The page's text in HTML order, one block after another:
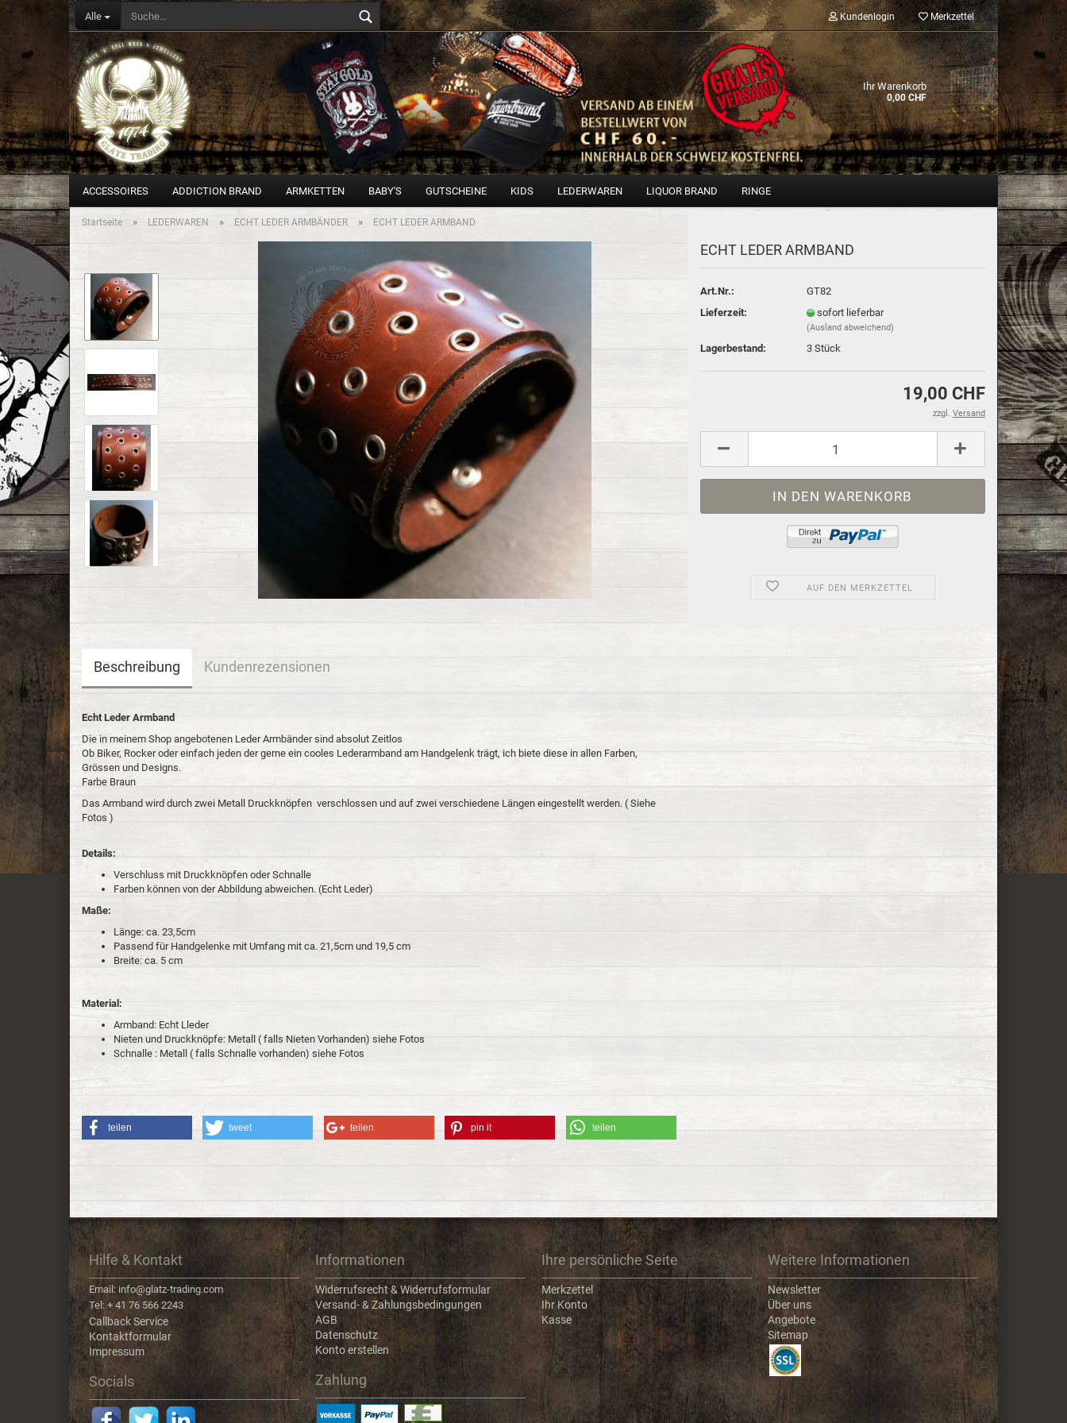
Kundenlogin
Konto erstellen
Passwort vergessen?
Merkzettel
Alle
Ihr Warenkorb
0,00 CHF
ACCESSOIRES ADDICTION BRAND ARMKETTEN BABY'S GUTSCHEINE KIDS LEDERWAREN LIQUOR BRAND RINGE
Startseite » LEDERWAREN » ECHT LEDER ARMBÄNDER » ECHT LEDER ARMBAND
ECHT LEDER ARM­BAND
Art.Nr.:
GT82
Lieferzeit:
sofort lieferbar
(Ausland abweichend)
Lagerbestand: 3Stück
19,00 CHF
zzgl. Versand
AUF DEN MERKZETTEL
Beschreibung Kundenrezensionen
Echt Leder Armband
Die in meinem Shop angebotenen Leder Armbänder sind absolut Zeitlos
Ob Biker, Rocker oder einfach jeden der gerne ein cooles Lederarmband am Handgelenk trägt, ich biete diese in allen Farben,
Grössen und Designs.
Farbe Braun
Das Armband wird durch zwei Metall Druckknöpfen verschlossen und auf zwei verschiedene Längen eingestellt werden. ( Siehe
Fotos )
Details:
Verschluss mit Druckknöpfen oder Schnalle
Farben können von der Abbildung abweichen. (Echt Leder)
Maße:
Länge: ca. 23,5cm
Passend für Handgelenke mit Umfang mit ca. 21,5cm und 19,5 cm
Breite: ca. 5 cm
Material:
Armband: Echt Lleder
Nieten und Druckknöpfe: Metall ( falls Nieten Vorhanden) siehe Fotos
Schnalle : Metall ( falls Schnalle vorhanden) siehe Fotos
teilen tweet teilen pin it teilen
Hilfe & Kontakt
Email: info@glatz-trading.com
Tel: + 41 76 566 2243
Callback Service
Kontaktformular
Impressum
Socials
Informationen
Widerrufsrecht & Widerrufsformular
Versand- & Zahlungsbedingungen
AGB
Datenschutz
Konto erstellen
Zahlung
Ihre persönliche Seite
Merkzettel
Ihr Konto
Kasse
Weitere Informationen
Newsletter
Über uns
Angebote
Sitemap